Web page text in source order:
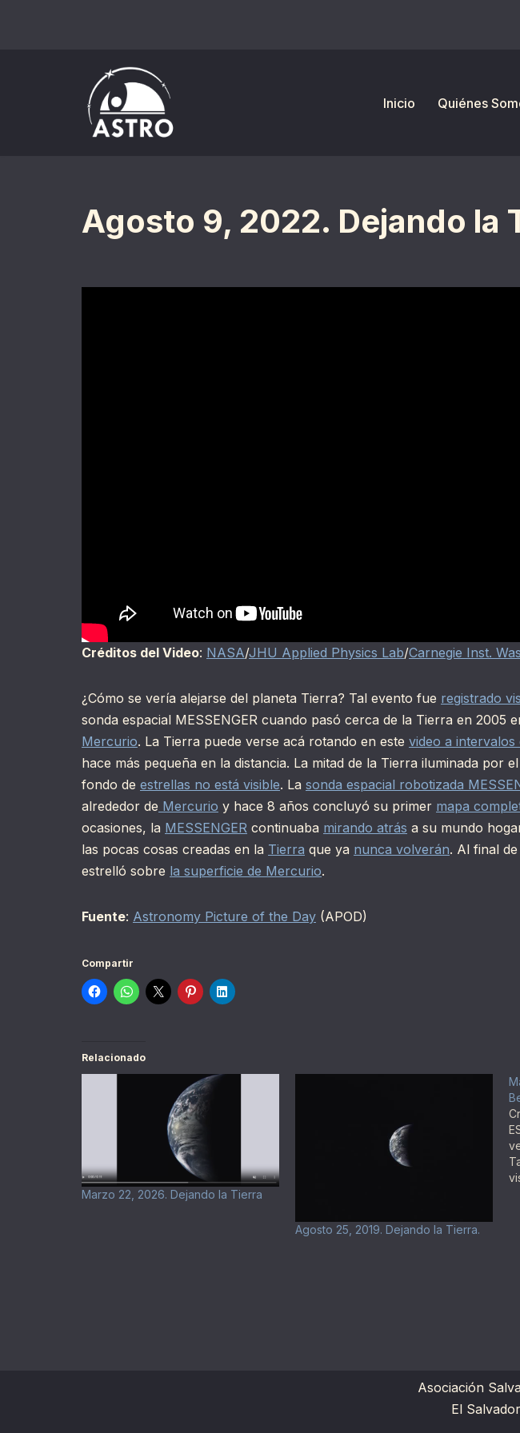
Inicio
Quiénes
Agosto 9, 2022. Dejando la
Créditos del Video: NASA/JHU Applied Physics Lab/Carnegie Inst.
¿Cómo se vería alejarse del planeta Tierra? Tal evento fue registrado
sonda espacial MESSENGER cuando pasó cerca de la Tierra en 2005
Mercurio. La Tierra puede verse acá rotando en este video a intervalos
hace más pequeña en la distancia. La mitad de la Tierra iluminada por
fondo de estrellas no está visible. La sonda espacial robotizada
alrededor de Mercurio y hace 8 años concluyó su primer mapa
ocasiones, la MESSENGER continuaba mirando atrás a su mundo
las pocas cosas creadas en la Tierra que ya nunca volverán. Al final
estrelló sobre la superficie de Mercurio.
Fuente: Astronomy Picture of the Day (APOD)
Compartir
Relacionado
Marzo 22, 2026. Dejando la Tierra
Agosto 25, 2019. Dejando la Tierra.
Asociación
El